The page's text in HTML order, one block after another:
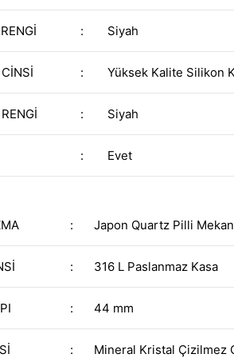
: Siyah
: Yüksek Kalite Silikon
: Siyah
: Evet
: Japon Quartz Pilli
: 316 L Paslanmaz Kasa
: 44 mm
: Mineral Kristal Çizilmez